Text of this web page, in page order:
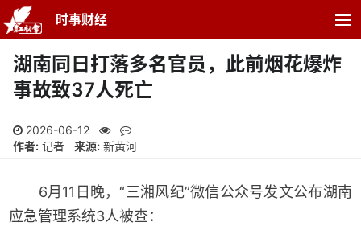
时事财经
湖南同日打落多名官员，此前烟花爆炸
事故致37人死亡
2026-06-12
作者: 记者 来源: 新黄河
6月11日晚，“三湘风纪”微信公众号发文公布湖南
应急管理系统3人被查：